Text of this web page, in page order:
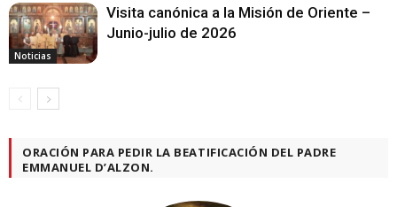
Noticias
Visita canónica a la Misión de Oriente –
Junio-julio de 2026
ORACIÓN PARA PEDIR LA BEATIFICACIÓN DEL PADRE
EMMANUEL D’ALZON.